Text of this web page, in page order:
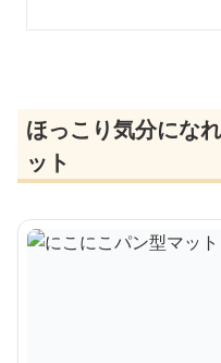
ほっこり気分にな
ット